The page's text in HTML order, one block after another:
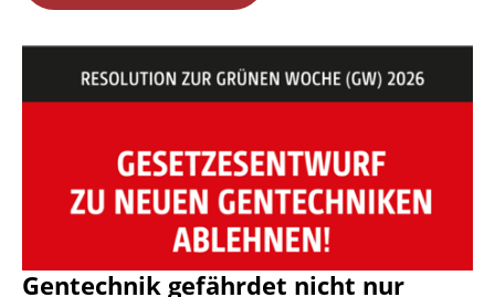
Gentechnik gefährdet nicht nur